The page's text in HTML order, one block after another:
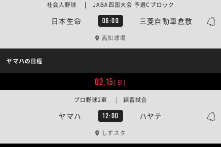
日本生命 08:00 三菱自動車倉敷
社会人野球 | JABA四国大会 予選Cブロック
高知球場
ヤマハの日程
02.15[日]
ヤマハ 12:00 ハヤテ
プロ野球2軍 | 練習試合
しずスタ